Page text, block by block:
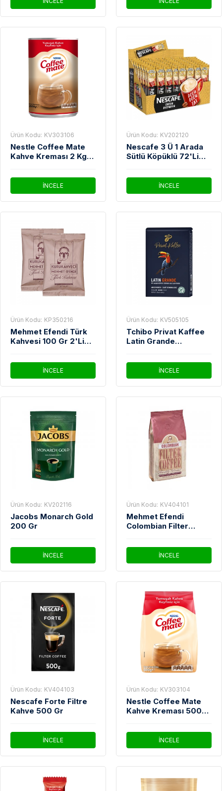
Ürün Kodu: KV303106
Nestle Coffee Mate
Kahve Kreması 2 Kg
İNCELE
Ürün Kodu: KV202120
Nescafe 3 Ü 1 Arada
Sütlü Köpüklü 72'Li
İNCELE
Ürün Kodu: KP350216
Mehmet Efendi Türk
Kahvesi 100 Gr 2'Li
İNCELE
Ürün Kodu: KV505105
Tchibo Privat Kaffee
Latin Grande
Gr
İNCELE
Ürün Kodu: KV202116
Jacobs Monarch Gold
200 Gr
İNCELE
Ürün Kodu: KV404101
Mehmet Efendi
Colombian Filter
İNCELE
Ürün Kodu: KV404103
Nescafe Forte Filtre
Kahve 500 Gr
İNCELE
Ürün Kodu: KV303104
Nestle Coffee Mate
Kahve Kreması 500
İNCELE